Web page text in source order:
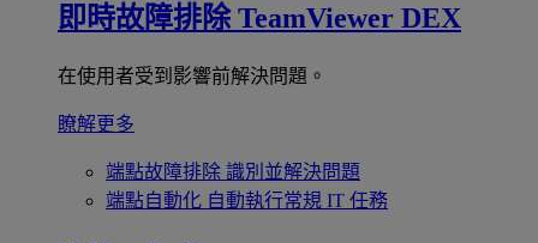
即時故障排除 TeamViewer DEX
在使用者受到影響前解決問題。
瞭解更多
端點故障排除 識別並解決問題
端點自動化 自動執行常規 IT 任務